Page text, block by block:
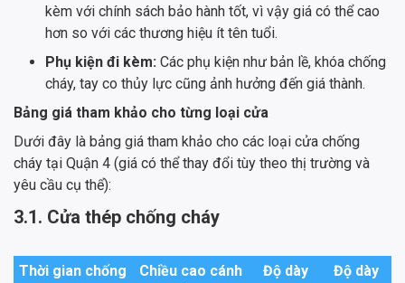
kèm với chính sách bảo hành tốt, vì vậy giá có thể cao
hơn so với các thương hiệu ít tên tuổi.
Phụ kiện đi kèm: Các phụ kiện như bản lề, khóa chống
cháy, tay co thủy lực cũng ảnh hưởng đến giá thành.
Bảng giá tham khảo cho từng loại cửa
Dưới đây là bảng giá tham khảo cho các loại cửa chống
cháy tại Quận 4 (giá có thể thay đổi tùy theo thị trường và
yêu cầu cụ thể):
3.1. Cửa thép chống cháy
Thời gian chống
Chiều cao cánh
Độ dày
Độ dày